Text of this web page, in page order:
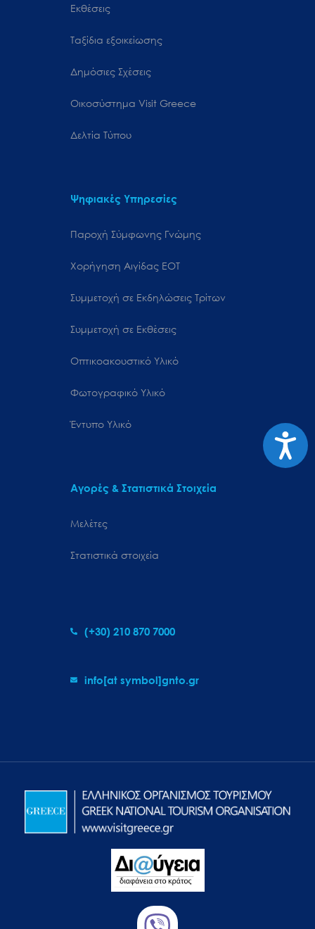
Εκθέσεις
Ταξίδια εξοικείωσης
Δημόσιες Σχέσεις
Oικοσύστημα Visit Greece
Δελτία Τύπου
Ψηφιακές Υπηρεσίες
Παροχή Σύμφωνης Γνώμης
Χορήγηση Αιγίδας ΕΟΤ
Συμμετοχή σε Εκδηλώσεις Τρίτων
Συμμετοχή σε Εκθέσεις
Οπτικοακουστικό Υλικό
Φωτογραφικό Υλικό
Έντυπο Υλικό
Αγορές & Στατιστικά Στοιχεία
Μελέτες
Στατιστικά στοιχεία
(+30) 210 870 7000
info[at symbol]gnto.gr